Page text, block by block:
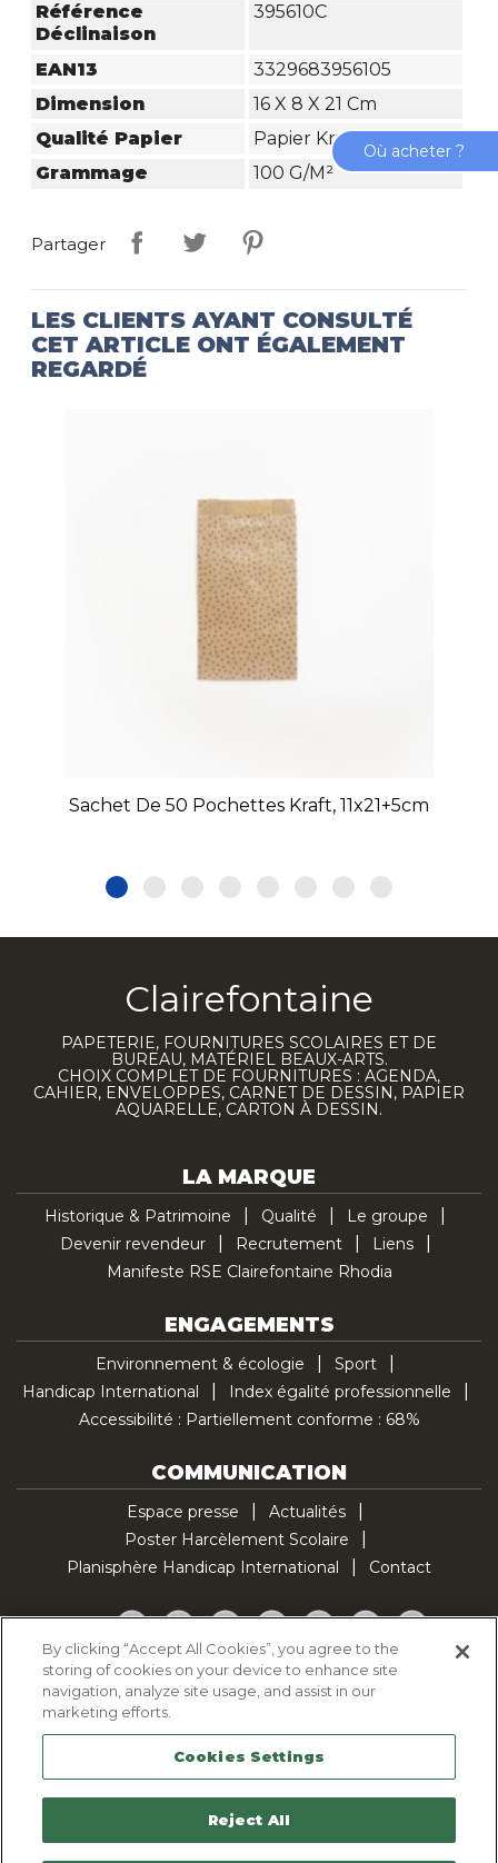
Référence
Déclinaison
395610C
EAN13
3329683956105
Dimension
16 X 8 X 21 Cm
Qualité Papier
Papier Kraft
Grammage
100 G/m²
Partager
LES CLIENTS AYANT CONSULTÉ
CET ARTICLE ONT ÉGALEMENT
REGARDÉ
Sachet De 50 Pochettes Kraft, 11x21+5cm
Clairefontaine
PAPETERIE, FOURNITURES SCOLAIRES ET DE
BUREAU, MATÉRIEL BEAUX-ARTS.
CHOIX COMPLET DE FOURNITURES : AGENDA,
CAHIER, ENVELOPPES, CARNET DE DESSIN, PAPIER
AQUARELLE, CARTON À DESSIN.
LA MARQUE
Historique & Patrimoine Qualité
Le groupe
Devenir revendeur
Recrutement
Liens
Manifeste RSE Clairefontaine Rhodia
ENGAGEMENTS
Environnement & écologie
Sport
Handicap International
Index égalité professionnelle
Accessibilité : Partiellement conforme : 68%
COMMUNICATION
Espace presse
Actualités
Poster Harcèlement Scolaire
Planisphère Handicap International
Contact
Facebook
TwitterYouTubePinterestInstagramLinkedInTikTok
Politique d'utilisation des cookies
Politique de confidentialité
Mentions légales
Plan du site
Contactez-nous
Où acheter ?
By clicking “Accept All Cookies”, you agree to the
storing of cookies on your device to enhance site
navigation, analyze site usage, and assist in our
marketing efforts.
Cookies Settings
Reject All